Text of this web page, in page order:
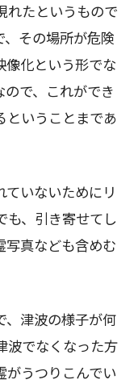
れたというもので
その場所が危険
像化という形でな
で、これができ
ということまであ
ていないためにリ
も、引き寄せてし
写真なども含めむ
、津波の様子が何
波でなくなった方
がうつりこんでい